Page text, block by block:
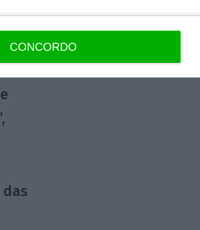
CONCORDO